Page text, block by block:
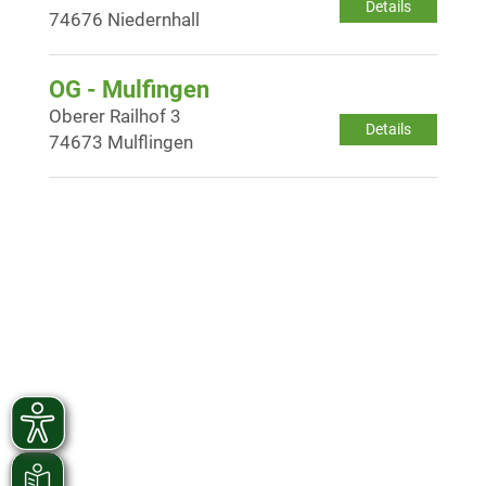
Details
74676 Niedernhall
OG - Mulfingen
Details
Oberer Railhof 3
74673 Mulflingen